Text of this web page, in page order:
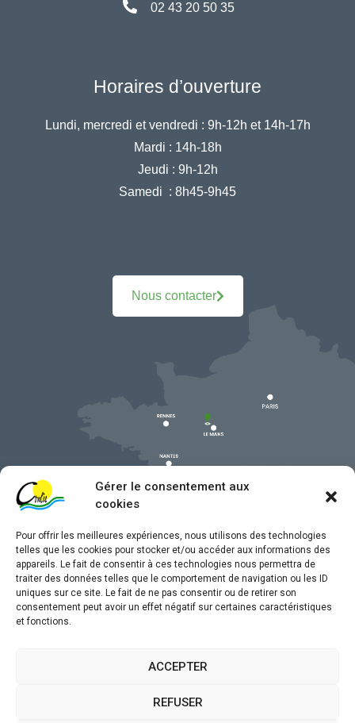
Gérer le consentement aux
cookies
Pour offrir les meilleures expériences, nous utilisons des technologies
telles que les cookies pour stocker et/ou accéder aux informations des
appareils. Le fait de consentir à ces technologies nous permettra de
traiter des données telles que le comportement de navigation ou les ID
uniques sur ce site. Le fait de ne pas consentir ou de retirer son
consentement peut avoir un effet négatif sur certaines caractéristiques
et fonctions.
ACCEPTER
REFUSER
02 43 20 50 35
Horaires d’ouverture
Lundi, mercredi et vendredi : 9h-12h et 14h-17h
Mardi : 14h-18h
Jeudi : 9h-12h
Samedi : 8h45-9h45
Nous contacter
Mentions légales
Traitement de données personnelles